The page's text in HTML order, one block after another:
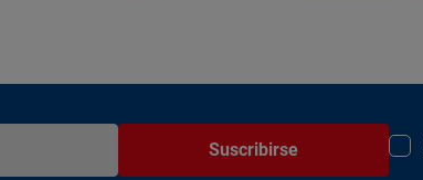
Suscribirse